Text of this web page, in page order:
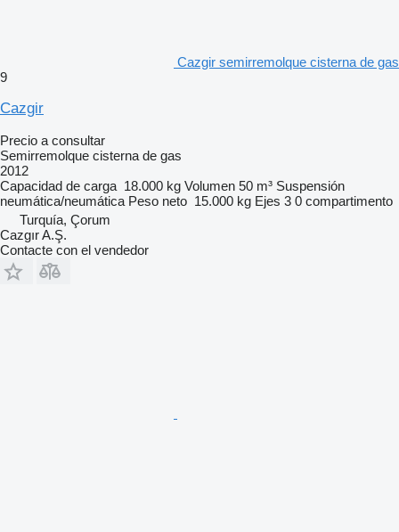
Cazgir semirremolque cisterna de gas
9
Cazgir
Precio a consultar
Semirremolque cisterna de gas
2012
Capacidad de carga 18.000 kg Volumen 50 m³ Suspensión
neumática/neumática Peso neto 15.000 kg Ejes 3 0 compartimento
Turquía, Çorum
Cazgır A.Ş.
Contacte con el vendedor